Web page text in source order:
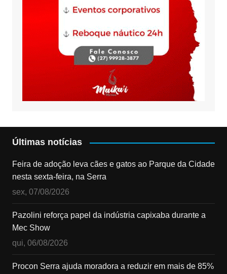
Últimas notícias
Feira de adoção leva cães e gatos ao Parque da Cidade
nesta sexta-feira, na Serra
sex, 07/08/2026
Pazolini reforça papel da indústria capixaba durante a
Mec Show
qui, 06/08/2026
Procon Serra ajuda moradora a reduzir em mais de 85%